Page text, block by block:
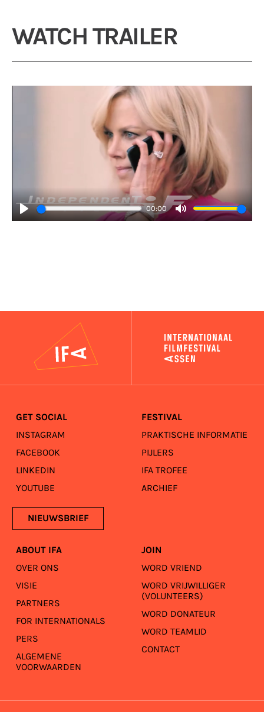
WATCH TRAILER
Play
00:00
Mute
GET SOCIAL
INSTAGRAM
FACEBOOK
LINKEDIN
YOUTUBE
NIEUWSBRIEF
FESTIVAL
PRAKTISCHE INFORMATIE
PIJLERS
IFA TROFEE
ARCHIEF
ABOUT IFA
OVER ONS
VISIE
PARTNERS
FOR INTERNATIONALS
PERS
ALGEMENE
VOORWAARDEN
JOIN
WORD VRIEND
WORD VRIJWILLIGER
(VOLUNTEERS)
WORD DONATEUR
WORD TEAMLID
CONTACT